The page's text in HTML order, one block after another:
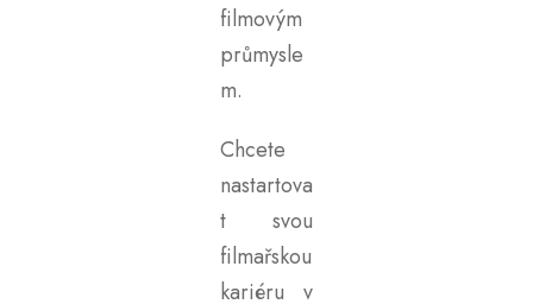
filmovým
průmysle
m.
Chcete
nastartova
t svou
filmařskou
kariéru v